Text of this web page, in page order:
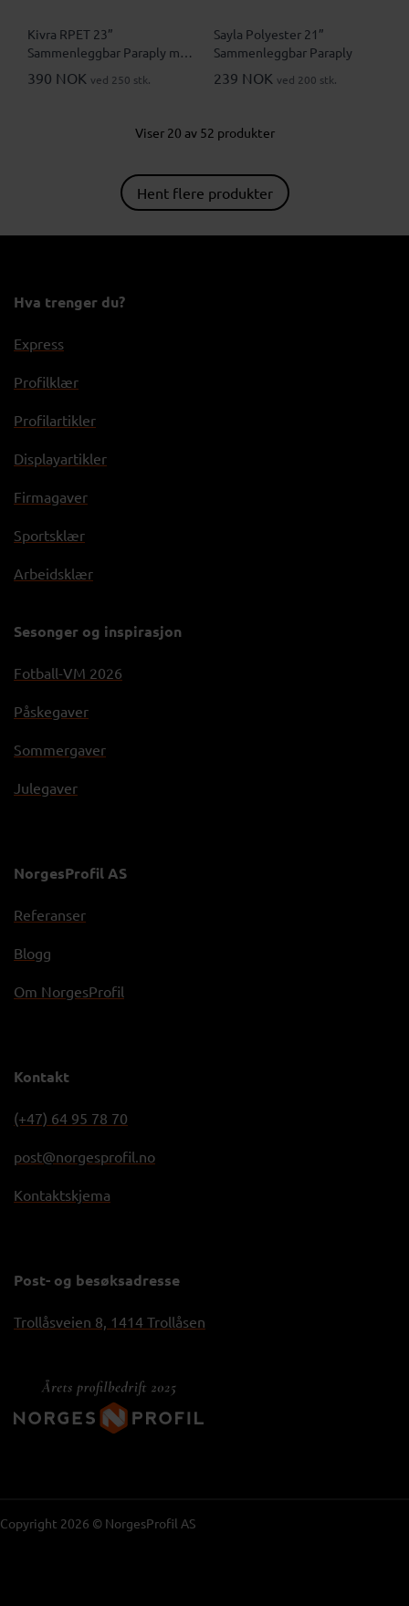
Kivra RPET 23”
Sammenleggbar Paraply med
Reflekterende Kant
390 NOK ved 250 stk.
Sayla Polyester 21”
Sammenleggbar Paraply
239 NOK ved 200 stk.
Viser 20 av 52 produkter
Hent flere produkter
Hva trenger du?
Express
Profilklær
Profilartikler
Displayartikler
Firmagaver
Sportsklær
Arbeidsklær
Sesonger og inspirasjon
Fotball-VM 2026
Påskegaver
Sommergaver
Julegaver
NorgesProfil AS
Referanser
Blogg
Om NorgesProfil
Kontakt
(+47) 64 95 78 70
post@norgesprofil.no
Kontaktskjema
Post- og besøksadresse
Trollåsveien 8, 1414 Trollåsen
Copyright 2026 © NorgesProfil AS